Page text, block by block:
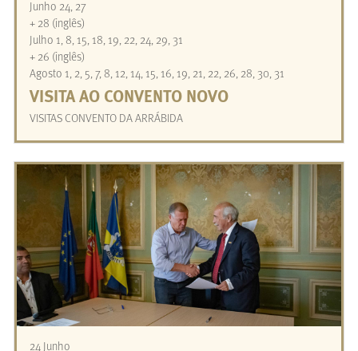
Junho 24, 27
+ 28 (inglês)
Julho 1, 8, 15, 18, 19, 22, 24, 29, 31
+ 26 (inglês)
Agosto 1, 2, 5, 7, 8, 12, 14, 15, 16, 19, 21, 22, 26, 28, 30, 31
VISITA AO CONVENTO NOVO
VISITAS CONVENTO DA ARRÁBIDA
24 Junho